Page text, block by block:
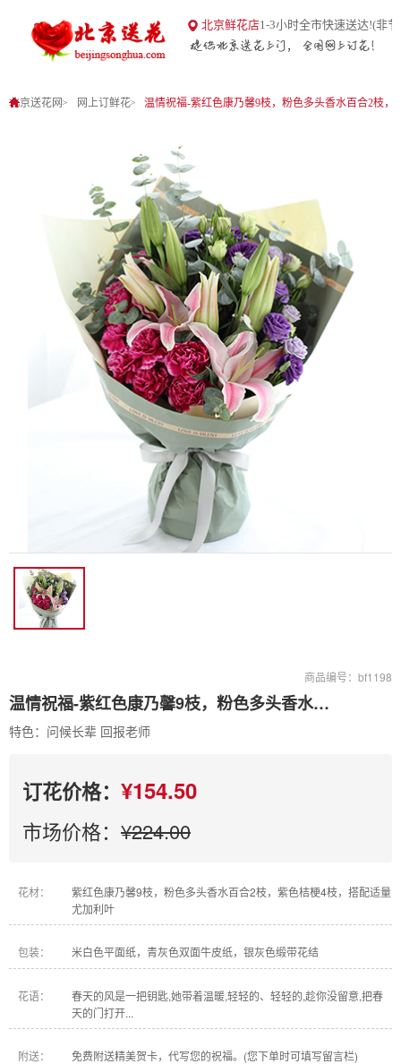
北京送花网
北京鲜花店1-3小时全市快速送达!(非
北京送花网 网上订鲜花 温情祝福-紫红色康乃馨9枝，粉色多头香水百合2枝，
商品编号：bf1198
温情祝福-紫红色康乃馨9枝，粉色多头香水百合2枝，紫色桔梗4枝
特色：问候长辈 回报老师
订花价格： ¥154.50
市场价格： ¥224.00
花材：
紫红色康乃馨9枝，粉色多头香水百合2枝，紫色桔梗4枝，搭配适量
尤加利叶
包装： 米白色平面纸，青灰色双面牛皮纸，银灰色缎带花结
花语：
春天的风是一把钥匙,她带着温暖,轻轻的、轻轻的,趁你没留意,把春
天的门打开...
附送： 免费附送精美贺卡，代写您的祝福。(您下单时可填写留言栏)